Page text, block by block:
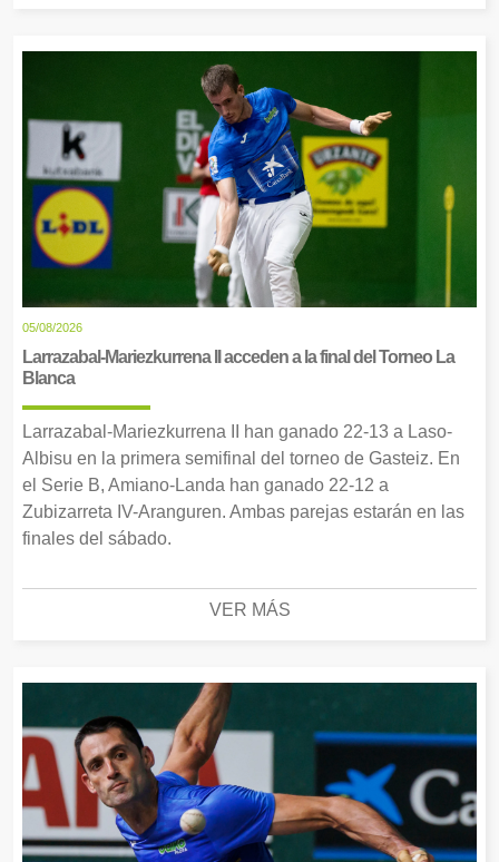
05/08/2026
Larrazabal-Mariezkurrena II acceden a la final del Torneo La
Blanca
Larrazabal-Mariezkurrena II han ganado 22-13 a Laso-
Albisu en la primera semifinal del torneo de Gasteiz. En
el Serie B, Amiano-Landa han ganado 22-12 a
Zubizarreta IV-Aranguren. Ambas parejas estarán en las
finales del sábado.
VER MÁS